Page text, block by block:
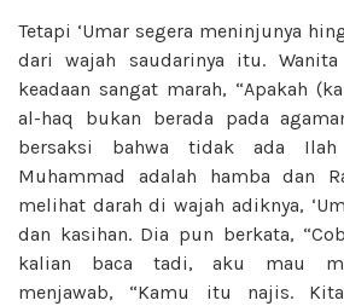
Tetapi ‘Umar segera meninjunya
dari wajah saudarinya itu.
keadaan sangat marah, “Apakah
al-haq bukan berada pada
bersaksi bahwa tidak ada
Muhammad adalah hamba dan
melihat darah di wajah adiknya,
dan kasihan. Dia pun berkata,
kalian baca tadi, aku mau
menjawab, “Kamu itu najis.